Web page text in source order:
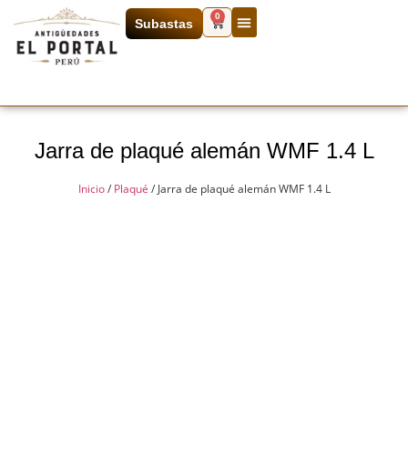
Subastas
0
Jarra de plaqué alemán WMF 1.4 L
Inicio/ Plaqué / Jarra de plaqué alemán WMF 1.4 L